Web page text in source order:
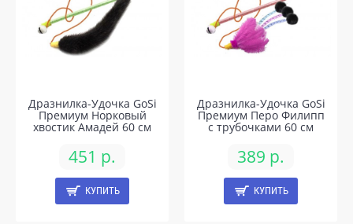
Дразнилка-Удочка GoSi
Премиум Норковый
хвостик Амадей 60 см
451 р.
КУПИТЬ
Дразнилка-Удочка GoSi
Премиум Перо Филипп
с трубочками 60 см
389 р.
КУПИТЬ